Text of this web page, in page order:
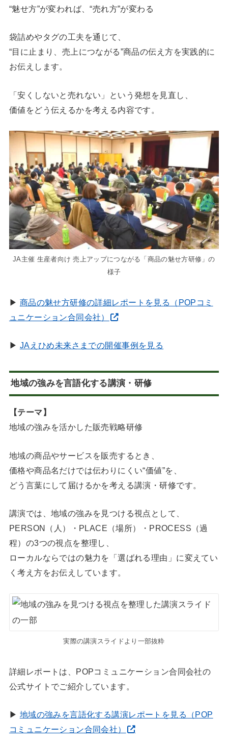
“魅せ方”が変われば、“売れ方”が変わる
袋詰めやタグの工夫を通じて、
“目に止まり、売上につながる”商品の伝え方を実践的に
お伝えします。
「安くしないと売れない」という発想を見直し、
価値をどう伝えるかを考える内容です。
JA主催 生産者向け 売上アップにつながる「商品の魅せ方研修」の
様子
▶ 商品の魅せ方研修の詳細レポートを見る（POPコミ
ュニケーション合同会社）
▶ JAえひめ未来さまでの開催事例を見る
地域の強みを言語化する講演・研修
【テーマ】
地域の強みを活かした販売戦略研修
地域の商品やサービスを販売するとき、
価格や商品名だけでは伝わりにくい“価値”を、
どう言葉にして届けるかを考える講演・研修です。
講演では、地域の強みを見つける視点として、
PERSON（人）・PLACE（場所）・PROCESS（過
程）の3つの視点を整理し、
ローカルならではの魅力を「選ばれる理由」に変えてい
く考え方をお伝えしています。
実際の講演スライドより一部抜粋
詳細レポートは、POPコミュニケーション合同会社の
公式サイトでご紹介しています。
▶ 地域の強みを言語化する講演レポートを見る（POP
コミュニケーション合同会社）